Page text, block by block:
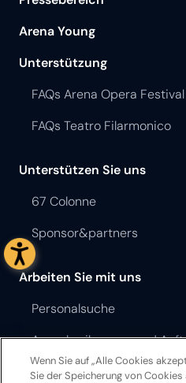
Arena Young
Unterstützung
FAQs Arena Opera Festival
FAQs Teatro Filarmonico
Unterstützen Sie uns
67 Colonne
Sponsor&partners
Arbeiten Sie mit uns
Personalsuche
Ausschreibungen und
Wenn Sie auf „Alle Cookies
Sie der Speicherung von